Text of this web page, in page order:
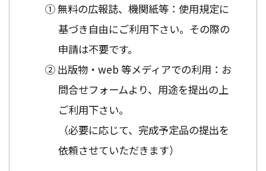
① 無料の広報誌、機関紙等：使用規定に
基づき自由にご利用下さい。その際の
申請は不要です。
② 出版物・web 等メディアでの利用：お
問合せフォームより、用途を提出の上
ご利用下さい。
（必要に応じて、完成予定品の提出を
依頼させていただきます）